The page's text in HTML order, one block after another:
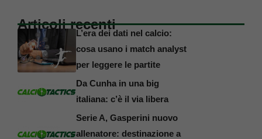
Articoli recenti
L’era dei dati nel calcio:
cosa usano i match analyst
per leggere le partite
Da Cunha in una big
italiana: c’è il via libera
Serie A, Gasperini nuovo
allenatore: destinazione a